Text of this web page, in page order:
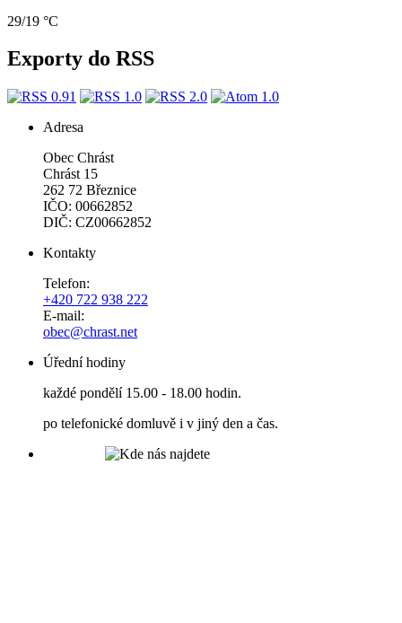
29/19 °C
Exporty do RSS
Adresa
Obec Chrást
Chrást 15
262 72 Březnice
IČO: 00662852
DIČ: CZ00662852
Kontakty
Telefon:
+420 722 938 222
E-mail:
obec@chrast.net
Úřední hodiny
každé pondělí 15.00 - 18.00 hodin.
po telefonické domluvě i v jiný den a čas.